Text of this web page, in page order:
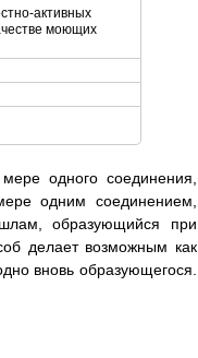
активных
моющих
одного соединения,
одним соединением,
образующийся при
делает возможным как
вновь образующегося.